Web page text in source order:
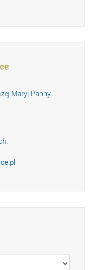
Maryi Panny